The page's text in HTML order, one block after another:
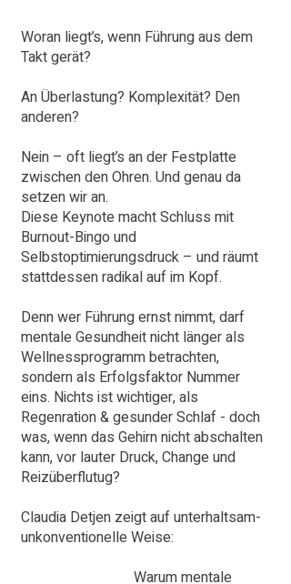
Woran liegt’s, wenn Führung aus dem
Takt gerät?
An Überlastung? Komplexität? Den
anderen?
Nein – oft liegt’s an der Festplatte
zwischen den Ohren. Und genau da
setzen wir an.
Diese Keynote macht Schluss mit
Burnout-Bingo und
Selbstoptimierungsdruck – und räumt
stattdessen radikal auf im Kopf.
Denn wer Führung ernst nimmt, darf
mentale Gesundheit nicht länger als
Wellnessprogramm betrachten,
sondern als Erfolgsfaktor Nummer
eins. Nichts ist wichtiger, als
Regenration & gesunder Schlaf - doch
was, wenn das Gehirn nicht abschalten
kann, vor lauter Druck, Change und
Reizüberflutug?
Claudia Detjen zeigt auf unterhaltsam-
unkonventionelle Weise:
Warum mentale